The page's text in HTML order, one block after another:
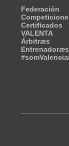
Federación
Certificados
VALENTA
Árbitræs
Entrenadoræs